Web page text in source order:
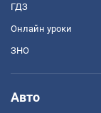
ГДЗ
Онлайн уроки
ЗНО
Авто